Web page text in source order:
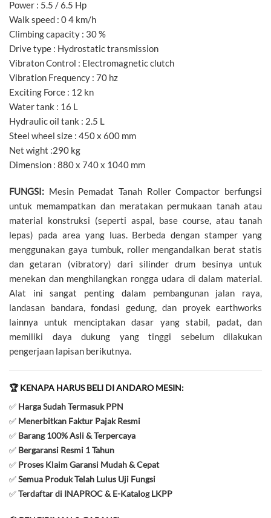
Power : 5.5 / 6.5 Hp
Walk speed : 0 4 km/h
Climbing capacity : 30 %
Drive type : Hydrostatic transmission
Vibraton Control : Electromagnetic clutch
Vibration Frequency : 70 hz
Exciting Force : 12 kn
Water tank : 16 L
Hydraulic oil tank : 2.5 L
Steel wheel size : 450 x 600 mm
Net wight :290 kg
Dimension : 880 x 740 x 1040 mm
FUNGSI: Mesin Pemadat Tanah Roller Compactor berfungsi
untuk memampatkan dan meratakan permukaan tanah atau
material konstruksi (seperti aspal, base course, atau tanah
lepas) pada area yang luas. Berbeda dengan stamper yang
menggunakan gaya tumbuk, roller mengandalkan berat statis
dan getaran (vibratory) dari silinder drum besinya untuk
menekan dan menghilangkan rongga udara di dalam material.
Alat ini sangat penting dalam pembangunan jalan raya,
landasan bandara, fondasi gedung, dan proyek earthworks
lainnya untuk menciptakan dasar yang stabil, padat, dan
memiliki daya dukung yang tinggi sebelum dilakukan
pengerjaan lapisan berikutnya.
🏆 KENAPA HARUS BELI DI ANDARO MESIN:
✅ Harga Sudah Termasuk PPN
✅ Menerbitkan Faktur Pajak Resmi
✅ Barang 100% Asli & Terpercaya
✅ Bergaransi Resmi 1 Tahun
✅ Proses Klaim Garansi Mudah & Cepat
✅Semua Produk Telah Lulus Uji Fungsi
✅Terdaftar di INAPROC & E-Katalog LKPP